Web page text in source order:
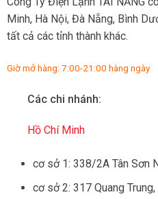
Minh, Hà Nội, Đà Nẵng, Bình
tất cả các tỉnh thành khác.
Giờ mở hàng: 7:00-21:00 hàng ngày
Các chi nhánh:
Hồ Chí Minh
cơ sở 1: 338/2A Tân Sơn
cơ sở 2: 317 Quang